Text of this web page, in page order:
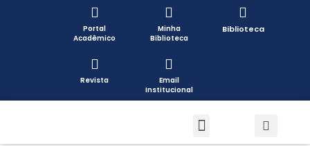
Portal
Acadêmico
Minha
Biblioteca
Biblioteca
Revista
Email
Institucional